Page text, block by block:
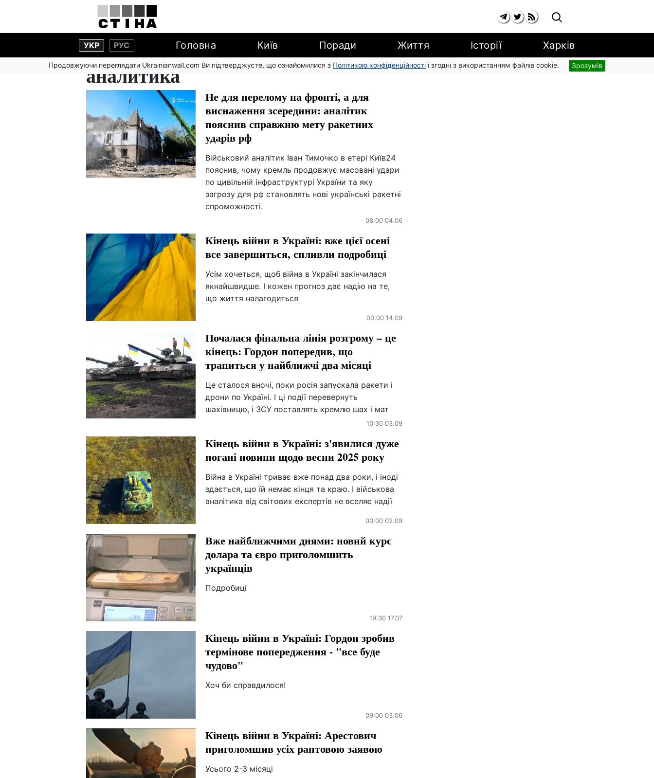
УКР РУС Головна Київ Поради Життя Історії Харків
Продовжуючи переглядати Ukrainianwall.com Ви підтверджуєте, що ознайомилися з Політикою конфіденційності і згодні з використанням файлів cookie. Зрозумів
аналитика
Не для перелому на фронті, а для
виснаження зсередини: аналітик
пояснив справжню мету ракетних
ударів рф
Військовий аналітик Іван Тимочко в етері Київ24
пояснив, чому кремль продовжує масовані удари
по цивільній інфраструктурі України та яку
загрозу для рф становлять нові українські ракетні
спроможності.
08:00 04.06
Кінець війни в Україні: вже цієї осені
все завершиться, спливли подробиці
Усім хочеться, щоб війна в Україні закінчилася
якнайшвидше. І кожен прогноз дає надію на те,
що життя налагодиться
00:00 14.09
Почалася фінальна лінія розгрому – це
кінець: Гордон попередив, що
трапиться у найближчі два місяці
Це сталося вночі, поки росія запускала ракети і
дрони по Україні. І ці події перевернуть
шахівницю, і ЗСУ поставлять кремлю шах і мат
10:30 03.09
Кінець війни в Україні: з'явилися дуже
погані новини щодо весни 2025 року
Війна в Україні триває вже понад два роки, і іноді
здається, що їй немає кінця та краю. І військова
аналітика від світових експертів не вселяє надії
00:00 02.09
Вже найближчими днями: новий курс
долара та євро приголомшить
українців
Подробиці
19:30 17.07
Кінець війни в Україні: Гордон зробив
термінове попередження - "все буде
чудово"
Хоч би справдилося!
09:00 03.06
Кінець війни в Україні: Арестович
приголомшив усіх раптовою заявою
Усього 2-3 місяці